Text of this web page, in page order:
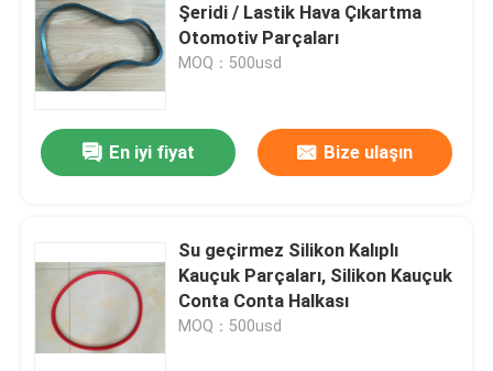
Şeridi / Lastik Hava Çıkartma
Otomotiv Parçaları
MOQ：500usd
En iyi fiyat Bize ulaşın
Su geçirmez Silikon Kalıplı
Kauçuk Parçaları, Silikon Kauçuk
Conta Conta Halkası
MOQ：500usd